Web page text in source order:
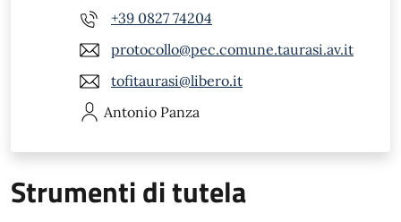
+39 0827 74204
protocollo@pec.comune.taurasi.av.it
tofitaurasi@libero.it
Antonio Panza
Strumenti di tutela